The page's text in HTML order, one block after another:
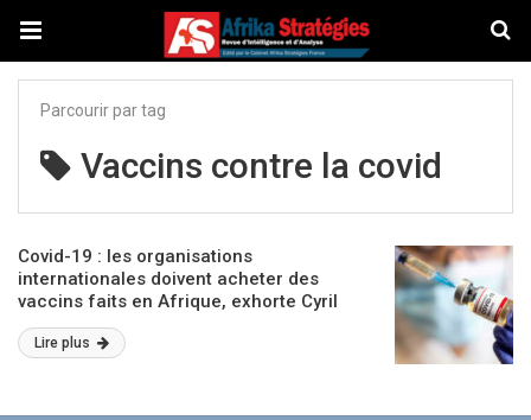
Parcourir par tag
Vaccins contre la covid
Covid-19 : les organisations
internationales doivent acheter des
vaccins faits en Afrique, exhorte Cyril
Ramaphosa
Lire plus